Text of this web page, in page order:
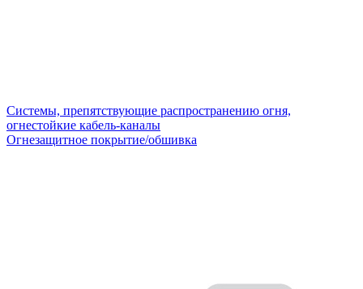
Системы, препятствующие распространению огня,
огнестойкие кабель-каналы
Огнезащитное покрытие/обшивка